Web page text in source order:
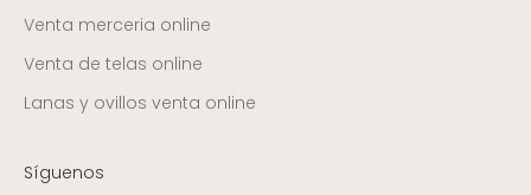
Venta merceria online
Venta de telas online
Lanas y ovillos venta online
Síguenos